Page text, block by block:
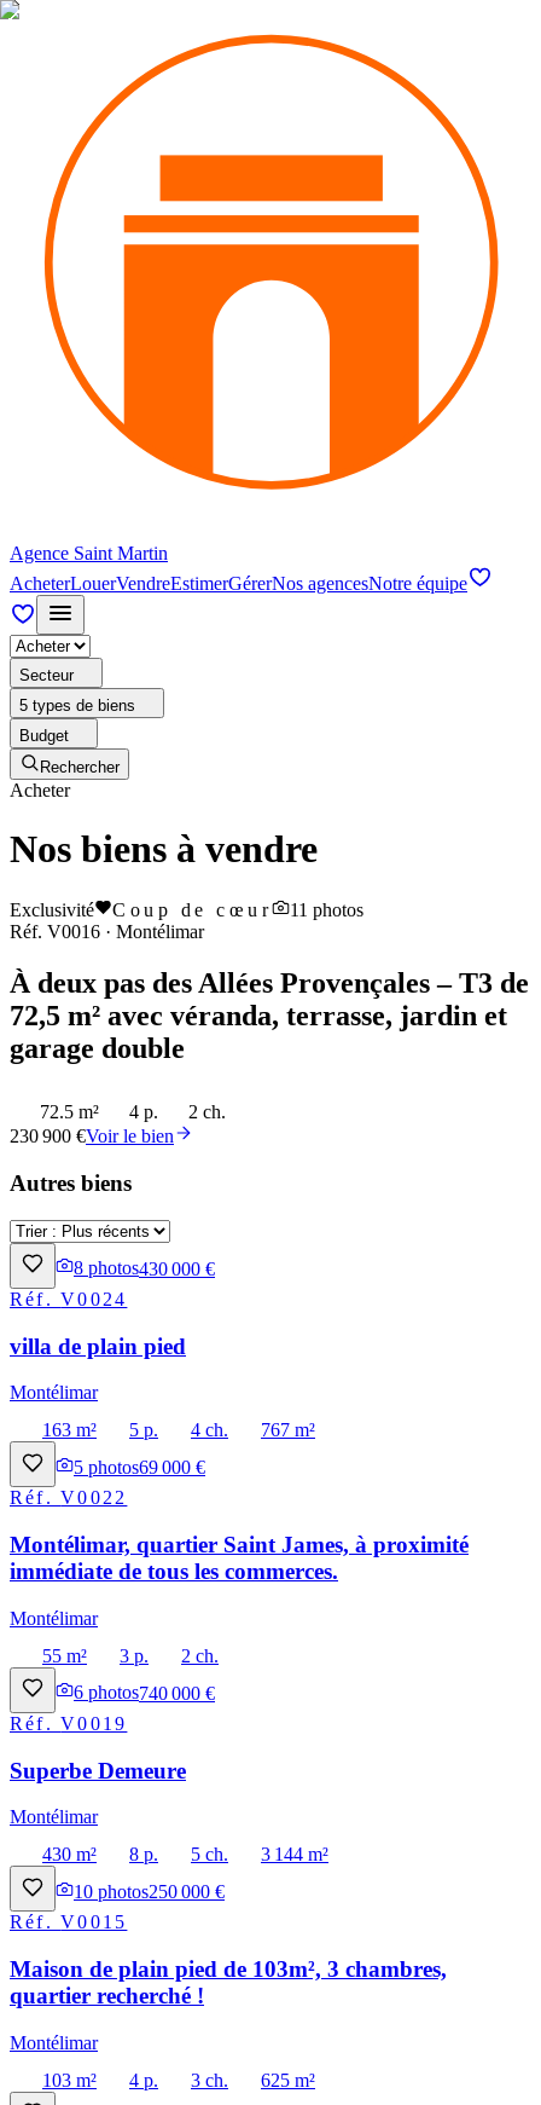
Agence Saint Martin
AcheterLouerVendreEstimerGérerNos agencesNotre équipe
Secteur
5 types de biens
Budget
Rechercher
Acheter
Nos biens à vendre
Exclusivité Coup de cœur 11 photos
Réf. V0016 · Montélimar
À deux pas des Allées Provençales – T3 de
72,5 m² avec véranda, terrasse, jardin et
garage double
72.5 m² 4 p.
2 ch.
230 900 €Voir le bien
Autres biens
8 photos430 000 €
Réf.V0024
villa de plain pied
Montélimar
163 m²
5 p. 4 ch.
767 m²
5 photos69 000 €
Réf.V0022
Montélimar, quartier Saint James, à proximité
immédiate de tous les commerces.
Montélimar
55 m²
3 p.
2 ch.
6 photos740 000 €
Réf.V0019
Superbe Demeure
Montélimar
430 m²
8 p. 5 ch.
3 144 m²
10 photos250 000 €
Réf.V0015
Maison de plain pied de 103m², 3 chambres,
quartier recherché !
Montélimar
103 m²
4 p. 3 ch.
625 m²